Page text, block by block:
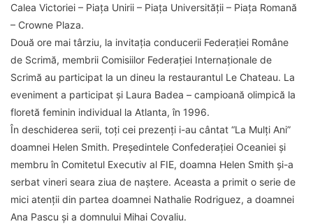
Calea Victoriei – Piața Unirii – Piața Universității – Piața Romană
– Crowne Plaza.
Două ore mai târziu, la invitația conducerii Federației Române
de Scrimă, membrii Comisiilor Federației Internaționale de
Scrimă au participat la un dineu la restaurantul Le Chateau. La
eveniment a participat și Laura Badea – campioană olimpică la
floretă feminin individual la Atlanta, în 1996.
În deschiderea serii, toți cei prezenți i-au cântat “La Mulți Ani”
doamnei Helen Smith. Președintele Confederației Oceaniei și
membru în Comitetul Executiv al FIE, doamna Helen Smith și-a
serbat vineri seara ziua de naștere. Aceasta a primit o serie de
mici atenții din partea doamnei Nathalie Rodriguez, a doamnei
Ana Pascu și a domnului Mihai Covaliu.